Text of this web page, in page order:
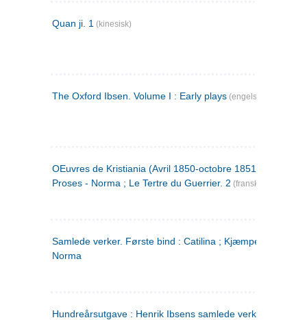
Quan ji. 1 (kinesisk)
The Oxford Ibsen. Volume I : Early plays (engelsk)
OEuvres de Kristiania (Avril 1850-octobre 1851) : Poèmes
Proses - Norma ; Le Tertre du Guerrier. 2 (fransk)
Samlede verker. Første bind : Catilina ; Kjæmpehøien ;
Norma
Hundreårsutgave : Henrik Ibsens samlede verker. 1